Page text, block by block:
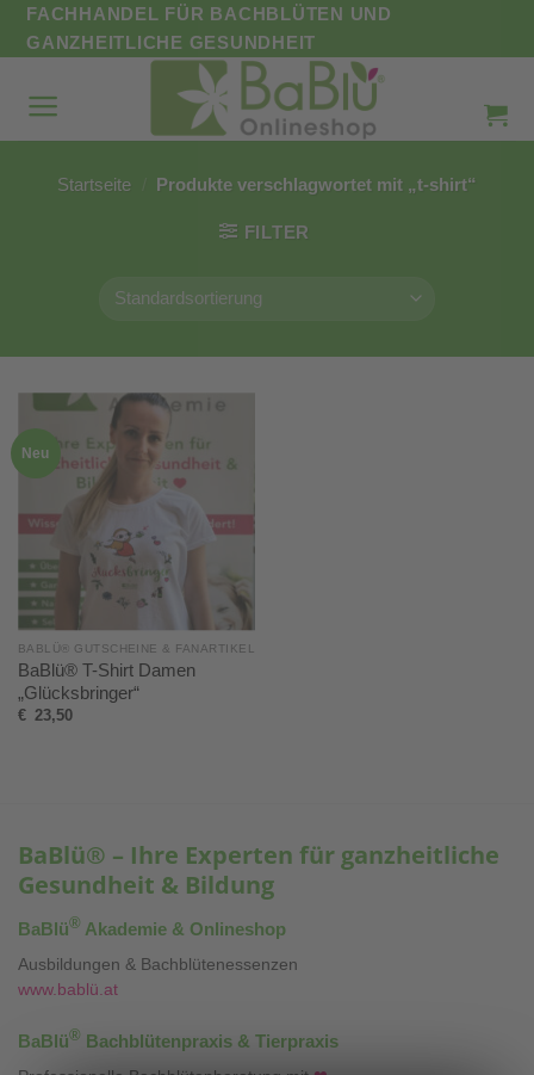
Zum
Inhalt
FACHHANDEL FÜR BACHBLÜTEN UND
GANZHEITLICHE GESUNDHEIT
Startseite Produkte verschlagwortet mit „t-shirt“
FILTER
Neu
BABLÜ® GUTSCHEINE & FANARTIKEL
BaBlü® T-Shirt Damen
„Glücksbringer“
€ 23,50
BaBlü® – Ihre Experten für ganzheitliche
Gesundheit & Bildung
BaBlü® Akademie & Onlineshop
Ausbildungen & Bachblütenessenzen
www.bablü.at
BaBlü® Bachblütenpraxis & Tierpraxis